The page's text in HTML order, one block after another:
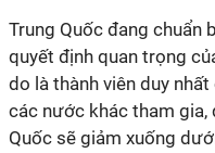
Trung Quốc đang chuẩn
quyết định quan trọng
do là thành viên duy
các nước khác tham gia,
Quốc sẽ giảm xuống